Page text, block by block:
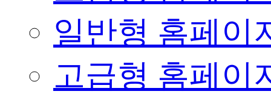
일반형 홈페이
고급형 홈페이